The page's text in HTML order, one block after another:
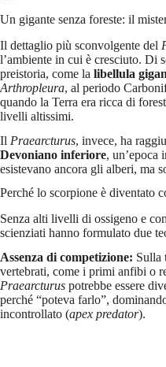
Un gigante senza foreste: il
Il dettaglio più sconvolgente del
l’ambiente in cui è cresciuto. Di
preistoria, come la libellula
Arthropleura, al periodo
quando la Terra era ricca di
livelli altissimi.
Il Praearcturus, invece, ha
Devoniano inferiore, un’epoca
esistevano ancora gli alberi, ma
Perché lo scorpione è diventato
Senza alti livelli di ossigeno e
scienziati hanno formulato due
Assenza di competizione: Sulla
vertebrati, come i primi anfibi o
Praearcturus potrebbe essere
perché “poteva farlo”,
incontrollato (apex predator).